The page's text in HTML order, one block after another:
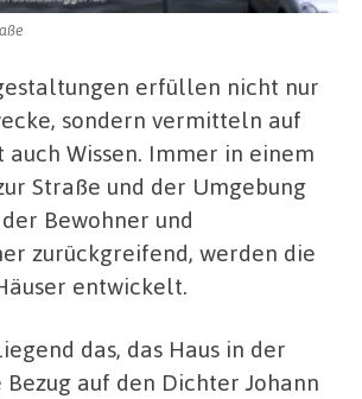
erfüllen nicht nur
sondern vermitteln auf
Wissen. Immer in einem
Straße und der Umgebung
Bewohner und
zurückgreifend, werden die
entwickelt.
das, das Haus in der
auf den Dichter Johann